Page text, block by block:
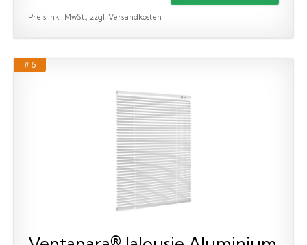
Preis inkl. MwSt., zzgl. Versandkosten
# 6